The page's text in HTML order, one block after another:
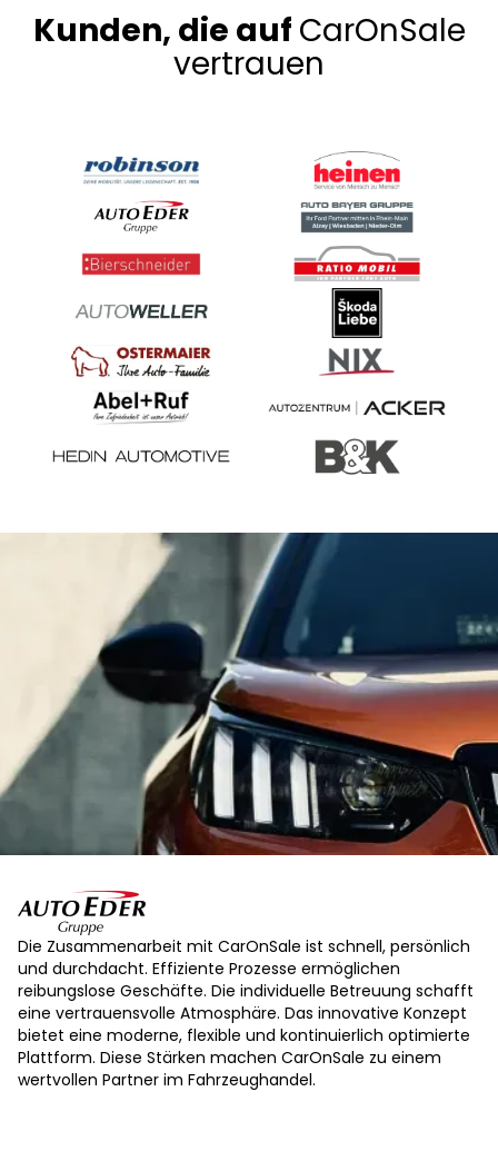
Kunden, die auf CarOnSale
vertrauen
Die Zusammenarbeit mit CarOnSale ist schnell, persönlich
und durchdacht. Effiziente Prozesse ermöglichen
reibungslose Geschäfte. Die individuelle Betreuung schafft
eine vertrauensvolle Atmosphäre. Das innovative Konzept
bietet eine moderne, flexible und kontinuierlich optimierte
Plattform. Diese Stärken machen CarOnSale zu einem
wertvollen Partner im Fahrzeughandel.